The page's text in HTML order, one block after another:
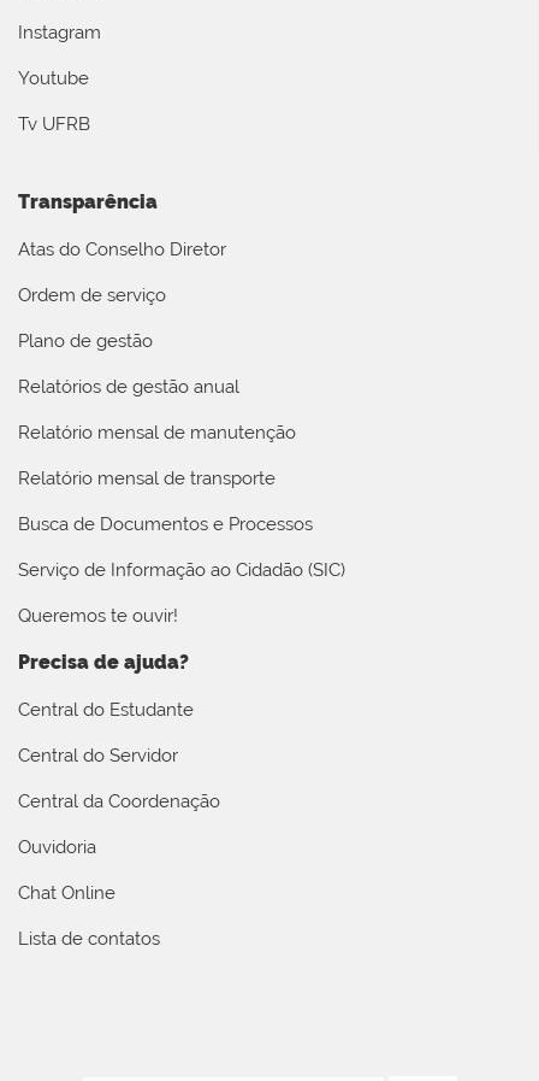
Instagram
Youtube
Tv UFRB
Transparência
Atas do Conselho Diretor
Ordem de serviço
Plano de gestão
Relatórios de gestão anual
Relatório mensal de manutenção
Relatório mensal de transporte
Busca de Documentos e Processos
Serviço de Informação ao Cidadão (SIC)
Queremos te ouvir!
Precisa de ajuda?
Central do Estudante
Central do Servidor
Central da Coordenação
Ouvidoria
Chat Online
Lista de contatos